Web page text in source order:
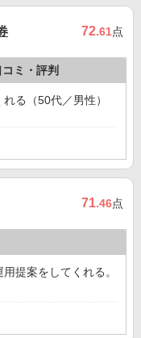
72.61点
ミ・評判
る（50代／男性）
71.46点
提案をしてくれる。